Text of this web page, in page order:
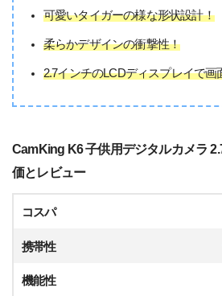
可愛いタイガーの様な形状設計！
柔らかデザインの衝撃性！
2.7インチのLCDディスプレイで画
CamKing K6 子供用デジタルカメラ
価とレビュー
コスパ
携帯性
機能性